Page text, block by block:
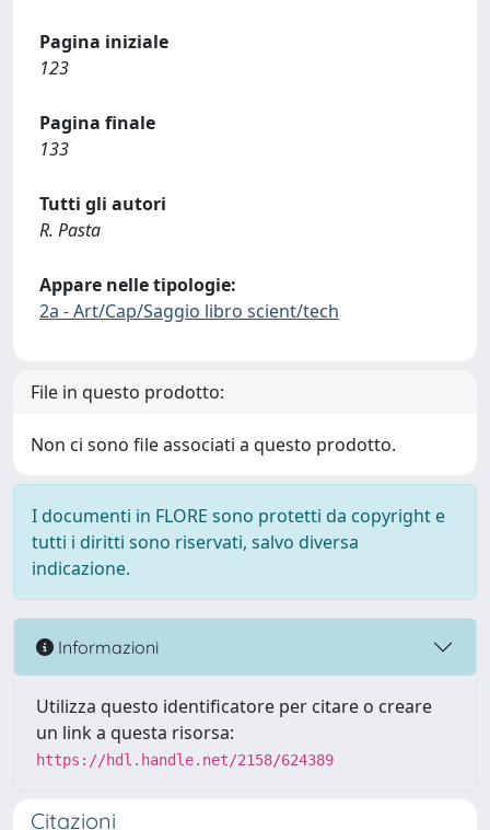
Pagina iniziale
123
Pagina finale
133
Tutti gli autori
R. Pasta
Appare nelle tipologie:
2a - Art/Cap/Saggio libro scient/tech
File in questo prodotto:
Non ci sono file associati a questo prodotto.
I documenti in FLORE sono protetti da copyright e
tutti i diritti sono riservati, salvo diversa
indicazione.
Informazioni
Utilizza questo identificatore per citare o creare
un link a questa risorsa:
https://hdl.handle.net/2158/624389
Citazioni